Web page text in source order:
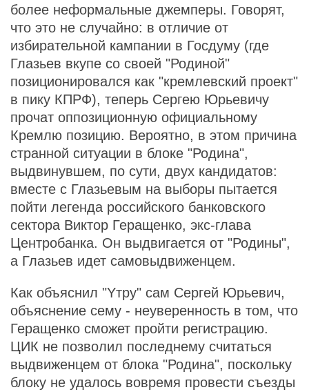
более неформальные джемперы. Говорят,
что это не случайно: в отличие от
избирательной кампании в Госдуму (где
Глазьев вкупе со своей "Родиной"
позиционировался как "кремлевский проект"
в пику КПРФ), теперь Сергею Юрьевичу
прочат оппозиционную официальному
Кремлю позицию. Вероятно, в этом причина
странной ситуации в блоке "Родина",
выдвинувшем, по сути, двух кандидатов:
вместе с Глазьевым на выборы пытается
пойти легенда российского банковского
сектора Виктор Геращенко, экс-глава
Центробанка. Он выдвигается от "Родины",
а Глазьев идет самовыдвиженцем.
Как объяснил "Yтру" сам Сергей Юрьевич,
объяснение сему - неуверенность в том, что
Геращенко сможет пройти регистрацию.
ЦИК не позволил последнему считаться
выдвиженцем от блока "Родина", поскольку
блоку не удалось вовремя провести съезды